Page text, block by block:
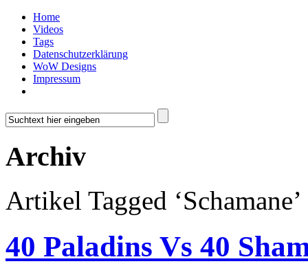
Home
Videos
Tags
Datenschutzerklärung
WoW Designs
Impressum
Archiv
Artikel Tagged ‘Schamane’
40 Paladins Vs 40